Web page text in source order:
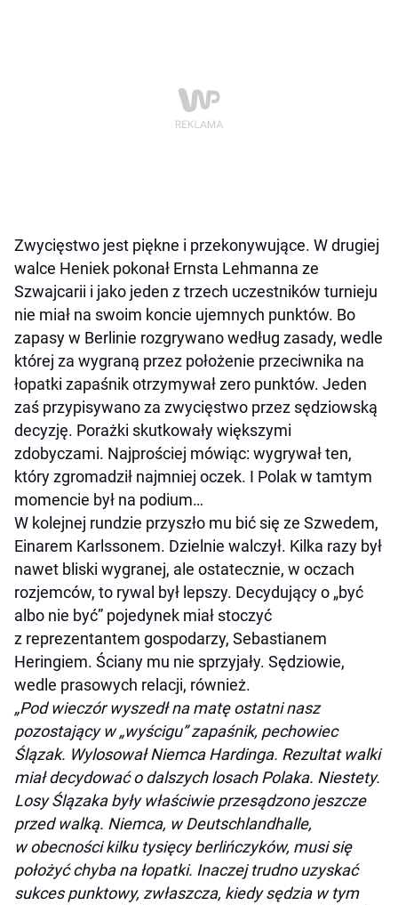
Zwycięstwo jest piękne i przekonywujące. W drugiej
walce Heniek pokonał Ernsta Lehmanna ze
Szwajcarii i jako jeden z trzech uczestników turnieju
nie miał na swoim koncie ujemnych punktów. Bo
zapasy w Berlinie rozgrywano według zasady, wedle
której za wygraną przez położenie przeciwnika na
łopatki zapaśnik otrzymywał zero punktów. Jeden
zaś przypisywano za zwycięstwo przez sędziowską
decyzję. Porażki skutkowały większymi
zdobyczami. Najprościej mówiąc: wygrywał ten,
który zgromadził najmniej oczek. I Polak w tamtym
momencie był na podium…
W kolejnej rundzie przyszło mu bić się ze Szwedem,
Einarem Karlssonem. Dzielnie walczył. Kilka razy był
nawet bliski wygranej, ale ostatecznie, w oczach
rozjemców, to rywal był lepszy. Decydujący o „być
albo nie być” pojedynek miał stoczyć
z reprezentantem gospodarzy, Sebastianem
Heringiem. Ściany mu nie sprzyjały. Sędziowie,
wedle prasowych relacji, również.
„Pod wieczór wyszedł na matę ostatni nasz
pozostający w „wyścigu” zapaśnik, pechowiec
Ślązak. Wylosował Niemca Hardinga. Rezultat walki
miał decydować o dalszych losach Polaka. Niestety.
Losy Ślązaka były właściwie przesądzono jeszcze
przed walką. Niemca, w Deutschlandhalle,
w obecności kilku tysięcy berlińczyków, musi się
położyć chyba na łopatki. Inaczej trudno uzyskać
sukces punktowy, zwłaszcza, kiedy sędzia w tym